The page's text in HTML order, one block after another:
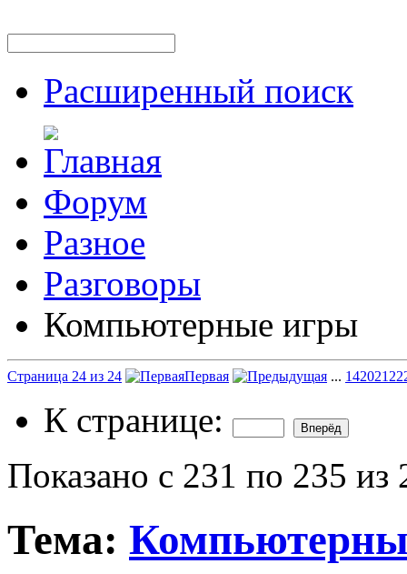
Расширенный поиск
Форум
Разное
Разговоры
Компьютерные игры
Страница 24 из 24 Первая ... 142021 22
К странице:
Показано с 231 по 235 из
Тема: